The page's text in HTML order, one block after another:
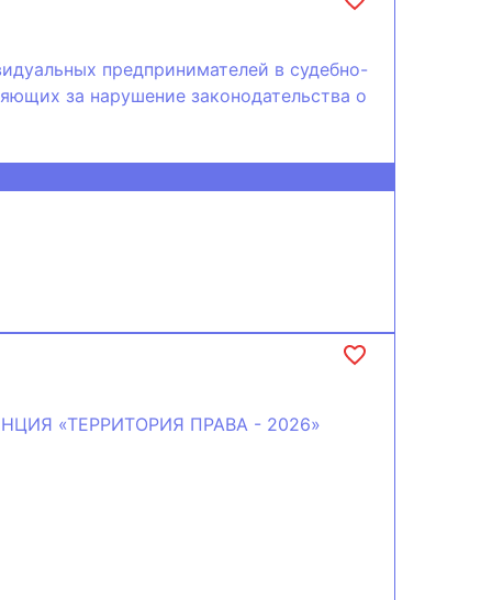
предпринимателей в судебно-
за нарушение законодательства о
«ТЕРРИТОРИЯ ПРАВА - 2026»